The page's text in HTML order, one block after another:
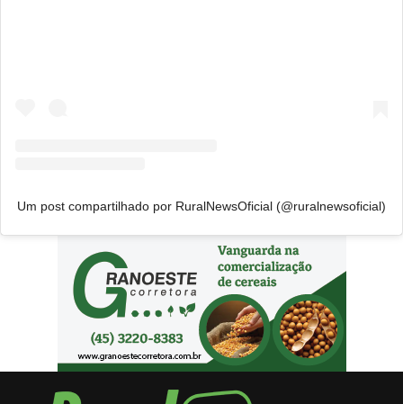
Um post compartilhado por RuralNewsOficial (@ruralnewsoficial)